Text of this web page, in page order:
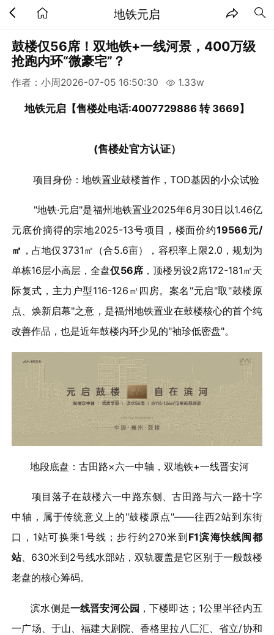
地铁元启
鼓楼仅56席！双地铁+一线河景，400万级
抢跑内环“微豪宅”？
作者：小周 2026-07-05 16:50:30 1.33w
地铁元启 【售楼处电话:4007729886 转 3669】
(售楼处官方认证）
项目身份：地铁置业鼓楼首作，TOD基因的小众试验
"地铁·元启"是福州地铁置业2025年6月30日以1.46亿
元底价摘得的宗地2025-13号项目，楼面价约19566元/
㎡ ，占地仅3731㎡（合5.6亩），容积率上限2.0，规划为
单栋16层小高层，全盘仅56席，顶楼另设2席172-181㎡天
际复式，主力户型116-126㎡四房。案名"元启"取"鼓楼原
点、焕新启幕"之意，是福州地铁置业在鼓楼核心的首个纯
改善作品，也是近年鼓楼内环少见的"袖珍低密盘"。
地段底盘：古田路×六一中轴，双地铁+一线晋安河
项目落子在鼓楼六一中路东侧、古田路与六一路十字
中轴，属于传统意义上的"鼓楼原点"——往西2站到东街
口，1站可换乘1号线；步行约270米到F1滨海快线闽都
站、630米到2号线水部站，双轨覆盖是它区别于一般鼓楼
老盘的核心筹码。
滨水侧是一线晋安河公园 ，下楼即达；1公里半径内五
一广场、于山、福建大剧院、香格里拉八匚汇、省立/协和